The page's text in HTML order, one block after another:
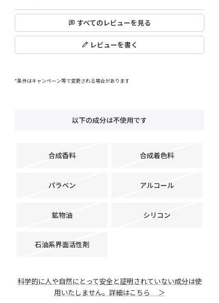
すべてのレビューを見る
レビューを書く
*条件はキャンペーン等で変更される場合があります
以下の成分は不使用です
合成香料 合成着色料
パラベン アルコール
鉱物油 シリコン
石油系界面活性剤
科学的に人や自然にとって安全と証明されていない成分は使
用いたしません。詳細はこちら ＞